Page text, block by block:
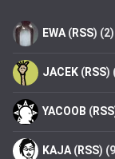
EWA (RSS) (2)
JACEK (RSS)
YACOOB (RSS
KAJA (RSS)